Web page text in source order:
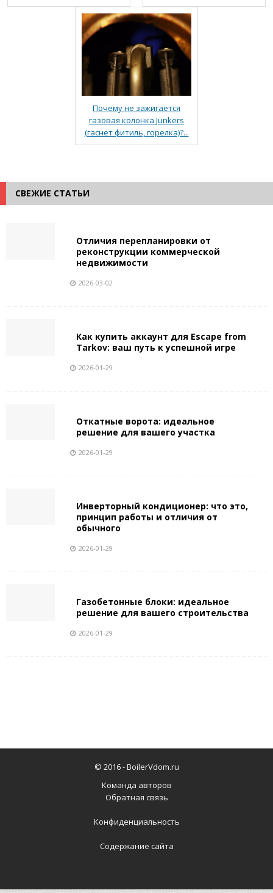
Почему не зажигается
газовая колонка Junkers
(гаснет фитиль, горелка)?...
СВЕЖИЕ СТАТЬИ
Отличия перепланировки от
реконструкции коммерческой
недвижимости
2026-03-02
Как купить аккаунт для Escape from
Tarkov: ваш путь к успешной игре
2026-01-29
Откатные ворота: идеальное
решение для вашего участка
2026-01-29
Инверторный кондиционер: что это,
принцип работы и отличия от
обычного
2026-01-29
Газобетонные блоки: идеальное
решение для вашего строительства
2026-01-29
© 2016 -BoilerVdom.ru
Команда авторов
Обратная связь
Конфиденциальность
Содержание сайта